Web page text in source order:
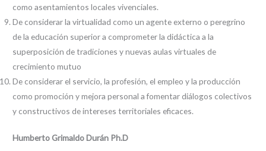
como asentamientos locales vivenciales.
De considerar la virtualidad como un agente externo o peregrino
de la educación superior a comprometer la didáctica a la
superposición de tradiciones y nuevas aulas virtuales de
crecimiento mutuo
De considerar el servicio, la profesión, el empleo y la producción
como promoción y mejora personal a fomentar diálogos colectivos
y constructivos de intereses territoriales eficaces.
Humberto Grimaldo Durán Ph.D